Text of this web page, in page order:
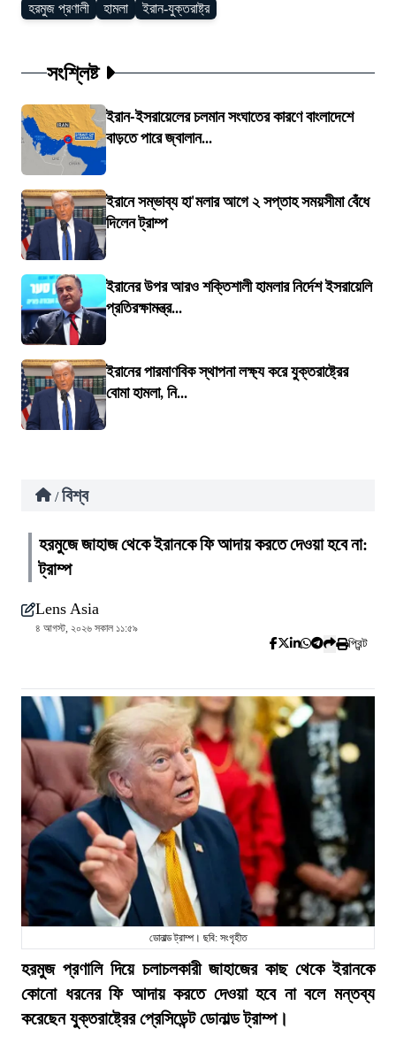
হরমুজ প্রণালী হামলা ইরান-যুক্তরাষ্ট্র
সংশ্লিষ্ট
ইরান-ইসরায়েলের চলমান সংঘাতের কারণে বাংলাদেশে
বাড়তে পারে জ্বালান...
ইরানে সম্ভাব্য হা'মলার আগে ২ সপ্তাহ সময়সীমা বেঁধে
দিলেন ট্রাম্প
ইরানের উপর আরও শক্তিশালী হামলার নির্দেশ ইসরায়েলি
প্রতিরক্ষামন্ত্র...
ইরানের পারমাণবিক স্থাপনা লক্ষ্য করে যুক্তরাষ্ট্রের
বোমা হামলা, নি...
/ বিশ্ব
হরমুজে জাহাজ থেকে ইরানকে ফি আদায় করতে দেওয়া হবে না:
ট্রাম্প
Lens Asia
৪ আগস্ট, ২০২৬ সকাল ১১:৫৯
প্রিন্ট
ডোনাল্ড ট্রাম্প। ছবি: সংগৃহীত
হরমুজ প্রণালি দিয়ে চলাচলকারী জাহাজের কাছ থেকে ইরানকে
কোনো ধরনের ফি আদায় করতে দেওয়া হবে না বলে মন্তব্য
করেছেন যুক্তরাষ্ট্রের প্রেসিডেন্ট ডোনাল্ড ট্রাম্প।